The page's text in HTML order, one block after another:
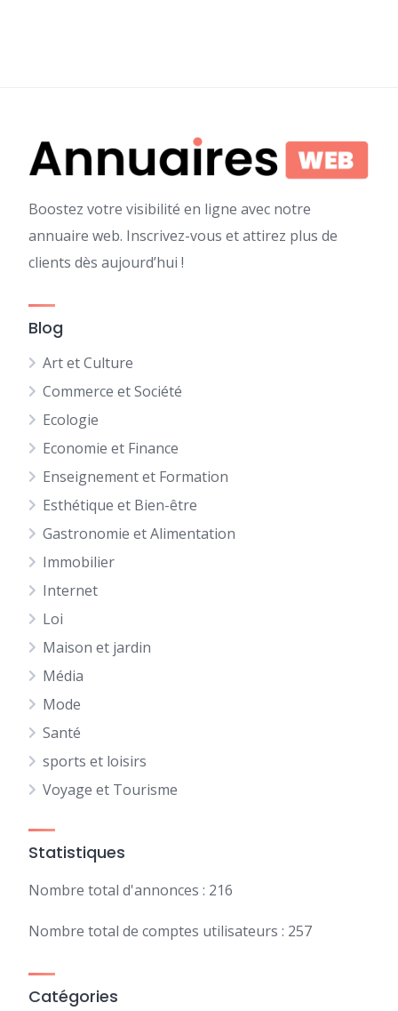
Boostez votre visibilité en ligne avec notre
annuaire web. Inscrivez-vous et attirez plus de
clients dès aujourd’hui !
Blog
Art et Culture
Commerce et Société
Ecologie
Economie et Finance
Enseignement et Formation
Esthétique et Bien-être
Gastronomie et Alimentation
Immobilier
Internet
Loi
Maison et jardin
Média
Mode
Santé
sports et loisirs
Voyage et Tourisme
Statistiques
Nombre total d'annonces : 216
Nombre total de comptes utilisateurs : 257
Catégories